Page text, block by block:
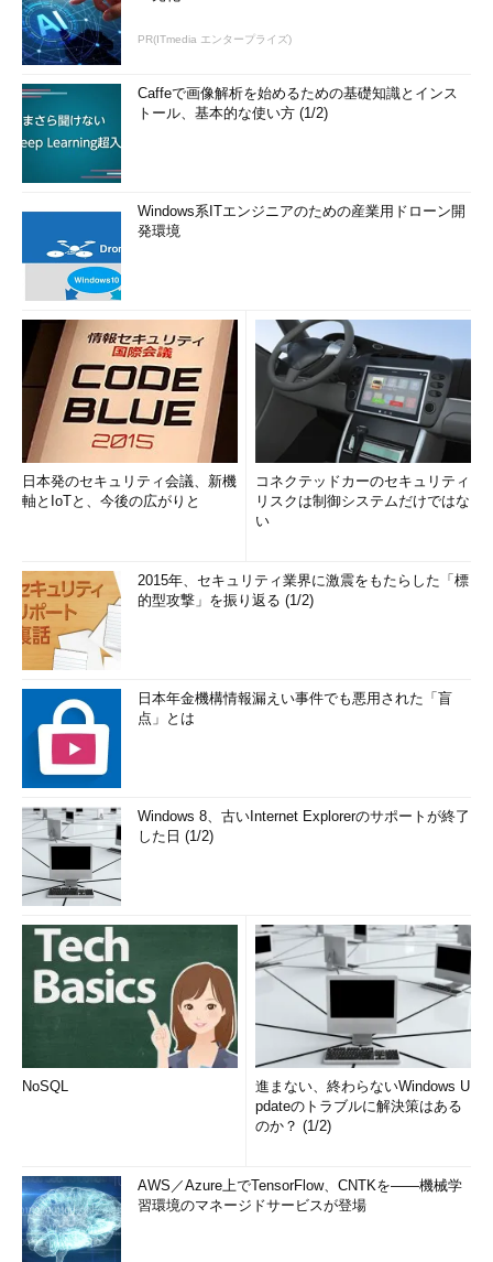
▼
公開鍵認証時のPuTTYの設定（その2）
上記に加えて、秘密鍵ファイルの指定も必要だ。
（5） （2）～（4）の設定後、これを選ぶ。
（6） PuTTYgenで保存した秘密鍵ファイルを指定する。
（7）これをクリックするとサーバへの接続を始める。→
［Ａ］ へ
サーバへの接続が始まるとターミナルウィンドウが表示される
ので、ユーザーIDとパスフレーズ（パスワードではない）を入力
し、ログインに成功することを確認する。
［Ａ］
SSH2サーバとの接続が始まると、このログインメッセージ
が表示されるので、ユーザーIDとパスフレーズでログインで
きるか確認する。
（1）ユーザーIDを入力して［Enter］キーを押す。
（2）公開鍵認証を表す「Authenticating with public key
（3）PuTTYgenで指定したパスフレーズを入力して［Ent
er］キーを押す。パスワードではないので注意。
（4）ログインが成功した結果、表示されたメッセージ。
この内容は接続先のサーバによって異なる。
PuTTYを終了するには、上記のターミナルウィンドウで
「exit」と入力・実行する。
Windowsでsshクライアント「PuTTY」を使う
Windows上で、証明書や秘密鍵をPEM形式に変換してエ
クスポートする
PR(ITmedia エンタープライズ)
Caffeで画像解析を始めるための基礎知識とインス
トール、基本的な使い方 (1/2)
Windows系ITエンジニアのための産業用ドローン開
発環境
日本発のセキュリティ会議、新機
軸とIoTと、今後の広がりと
コネクテッドカーのセキュリティ
リスクは制御システムだけではな
い
2015年、セキュリティ業界に激震をもたらした「標
的型攻撃」を振り返る (1/2)
日本年金機構情報漏えい事件でも悪用された「盲
点」とは
Windows 8、古いInternet Explorerのサポートが終了
した日 (1/2)
NoSQL
進まない、終わらないWindows U
pdateのトラブルに解決策はある
のか？ (1/2)
AWS／Azure上でTensorFlow、CNTKを――機械学
習環境のマネージドサービスが登場